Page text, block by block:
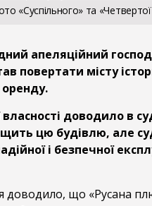
«Суспільного» та
апеляційний
повертати місту
доводило в
цю будівлю, але
і безпечної
доводило, що «Русана